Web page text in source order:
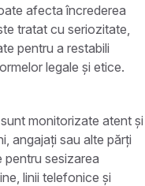
afecta încrederea
tratat cu seriozitate,
pentru a restabili
legale și etice.
monitorizate atent și
angajați sau alte părți
pentru sesizarea
linii telefonice și